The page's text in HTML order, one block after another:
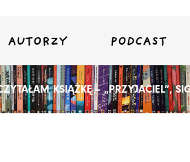
AUTORZY PODCAST
KSIĄŻKĘ – „PRZYJACIEL”,